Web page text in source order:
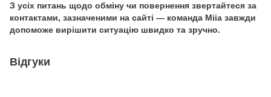
З усіх питань щодо обміну чи повернення звертайтеся за
контактами, зазначеними на сайті — команда Miia завжди
допоможе вирішити ситуацію швидко та зручно.
Відгуки